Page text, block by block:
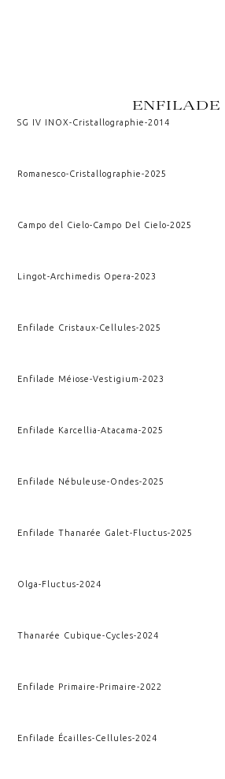
ENFILADE
SG IV INOX-Cristallographie-2014
Romanesco-Cristallographie-2025
Campo del Cielo-Campo Del Cielo-2025
Lingot-Archimedis Opera-2023
Enfilade Cristaux-Cellules-2025
Enfilade Méiose-Vestigium-2023
Enfilade Karcellia-Atacama-2025
Enfilade Nébuleuse-Ondes-2025
Enfilade Thanarée Galet-Fluctus-2025
Olga-Fluctus-2024
Thanarée Cubique-Cycles-2024
Enfilade Primaire-Primaire-2022
Enfilade Écailles-Cellules-2024